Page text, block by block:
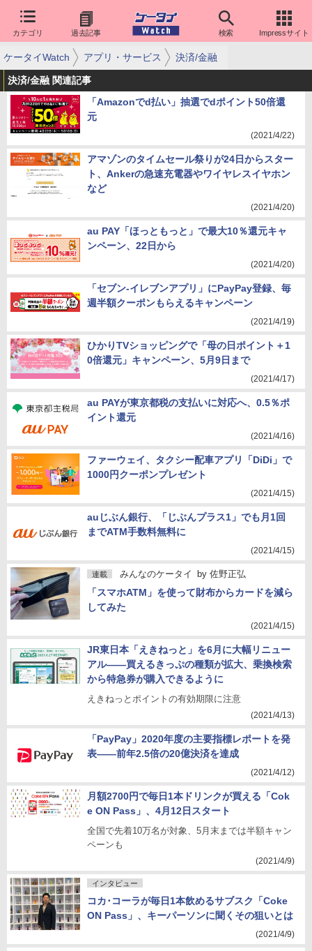
カテゴリ 過去記事 検索 Impressサイト
ケータイWatch アプリ・サービス 決済/金融
決済/金融 関連記事
「Amazonでd払い」抽選でdポイント50倍還
元
(2021/4/22)
アマゾンのタイムセール祭りが24日からスター
ト、Ankerの急速充電器やワイヤレスイヤホン
など
(2021/4/20)
au PAY「ほっともっと」で最大10％還元キャ
ンペーン、22日から
(2021/4/20)
「セブン-イレブンアプリ」にPayPay登録、毎
週半額クーポンもらえるキャンペーン
(2021/4/19)
ひかりTVショッピングで「母の日ポイント＋1
0倍還元」キャンペーン、5月9日まで
(2021/4/17)
au PAYが東京都税の支払いに対応へ、0.5％ポ
イント還元
(2021/4/16)
ファーウェイ、タクシー配車アプリ「DiDi」で
1000円クーポンプレゼント
(2021/4/15)
auじぶん銀行、「じぶんプラス1」でも月1回
までATM手数料無料に
(2021/4/15)
連載 みんなのケータイ by 佐野正弘
「スマホATM」を使って財布からカードを減ら
してみた
(2021/4/15)
JR東日本「えきねっと」を6月に大幅リニュー
アル――買えるきっぷの種類が拡大、乗換検索
から特急券が購入できるように
えきねっとポイントの有効期限に注意
(2021/4/13)
「PayPay」2020年度の主要指標レポートを発
表――前年2.5倍の20億決済を達成
(2021/4/12)
月額2700円で毎日1本ドリンクが買える「Cok
e ON Pass」、4月12日スタート
全国で先着10万名が対象、5月末までは半額キャン
ペーンも
(2021/4/9)
インタビュー
コカ･コーラが毎日1本飲めるサブスク「Coke
ON Pass」、キーパーソンに聞くその狙いとは
(2021/4/9)